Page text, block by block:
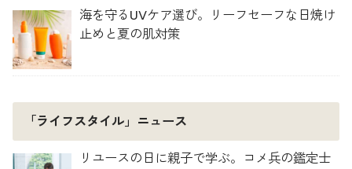
海を守るUVケア選び。リーフセーフな日焼け
止めと夏の肌対策
「ライフスタイル」ニュース
リユースの日に親子で学ぶ。コメ兵の鑑定士